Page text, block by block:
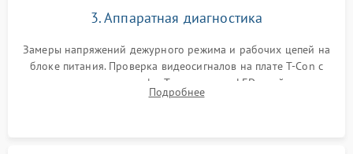
3. Аппаратная диагностика
Замеры напряжений дежурного режима и рабочих цепей на
блоке питания. Проверка видеосигналов на плате T-Con с
помощью осциллографа. Тестирование LED-драйвера и
светодиодных планок подсветки мультиметром.
Подробнее